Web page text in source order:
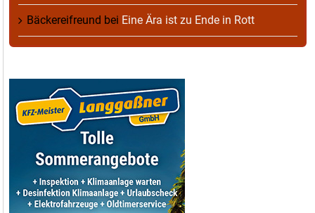
Bäckereifreund bei Eine Ära ist zu Ende in Rott